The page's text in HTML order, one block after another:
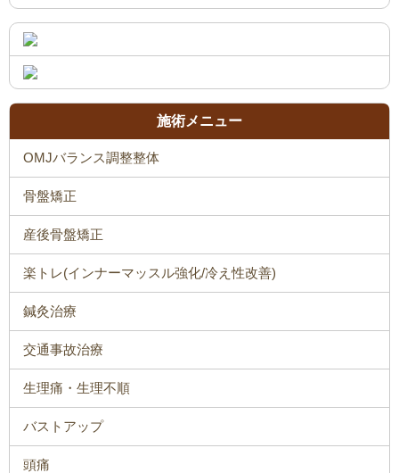
施術メニュー
OMJバランス調整整体
骨盤矯正
産後骨盤矯正
楽トレ(インナーマッスル強化/冷え性改善)
鍼灸治療
交通事故治療
生理痛・生理不順
バストアップ
頭痛